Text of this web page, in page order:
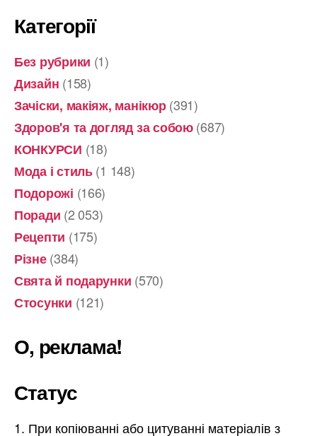
Категорії
Без рубрики (1)
Дизайн (158)
Зачіски, макіяж, манікюр(391)
Здоров'я та догляд за собою(687)
КОНКУРСИ (18)
Мода і стиль(1 148)
Подорожі (166)
Поради (2 053)
Рецепти (175)
Різне(384)
Свята й подарунки (570)
Стосунки (121)
О, реклама!
Статус
При копіюванні або цитуванні матеріалів з